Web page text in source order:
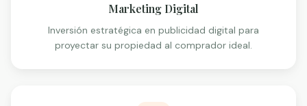
Marketing Digital
Inversión estratégica en publicidad digital para
proyectar su propiedad al comprador ideal.